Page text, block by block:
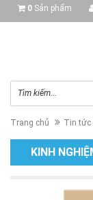
0 Sản phẩm
Trang chủ Tin tức
KINH